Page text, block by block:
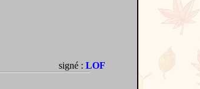
signé : LOF